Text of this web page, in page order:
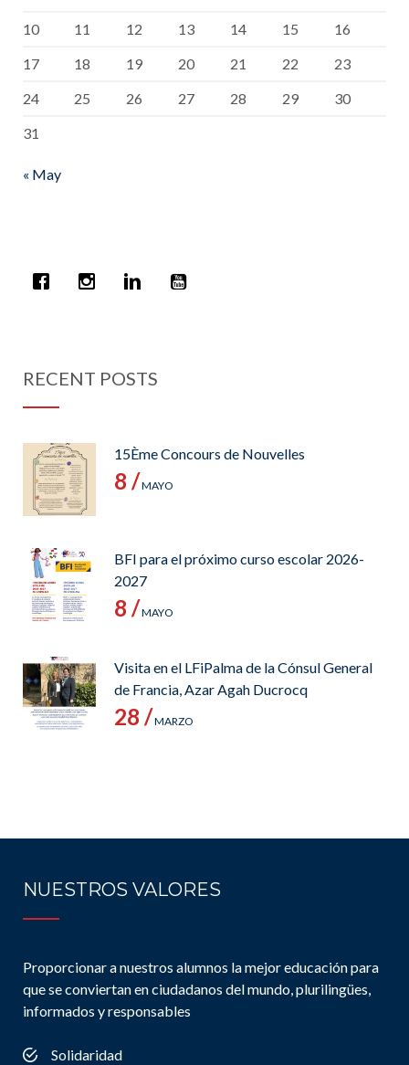
10
11 12 13 14 15
16
17
18 19 20 21 22
23
24
25 26 27 28 29
30
31
« May
RECENT POSTS
15Ème Concours de Nouvelles
8 /MAYO
BFI para el próximo curso escolar 2026-
2027
8 /MAYO
Visita en el LFiPalma de la Cónsul General
de Francia, Azar Agah Ducrocq
28 /MARZO
NUESTROS VALORES
Proporcionar a nuestros alumnos la mejor educación para
que se conviertan en ciudadanos del mundo, plurilingües,
informados y responsables
Solidaridad